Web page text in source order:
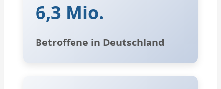
6,3 Mio.
Betroffene in Deutschland